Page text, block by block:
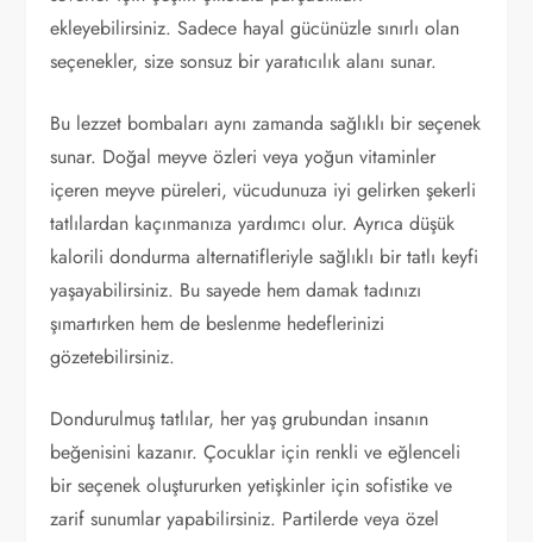
ekleyebilirsiniz. Sadece hayal gücünüzle sınırlı olan
seçenekler, size sonsuz bir yaratıcılık alanı sunar.
Bu lezzet bombaları aynı zamanda sağlıklı bir seçenek
sunar. Doğal meyve özleri veya yoğun vitaminler
içeren meyve püreleri, vücudunuza iyi gelirken şekerli
tatlılardan kaçınmanıza yardımcı olur. Ayrıca düşük
kalorili dondurma alternatifleriyle sağlıklı bir tatlı keyfi
yaşayabilirsiniz. Bu sayede hem damak tadınızı
şımartırken hem de beslenme hedeflerinizi
gözetebilirsiniz.
Dondurulmuş tatlılar, her yaş grubundan insanın
beğenisini kazanır. Çocuklar için renkli ve eğlenceli
bir seçenek oluştururken yetişkinler için sofistike ve
zarif sunumlar yapabilirsiniz. Partilerde veya özel